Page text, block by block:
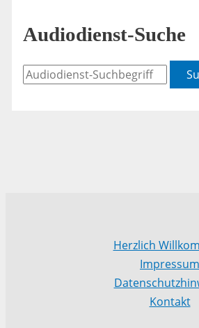
Audiodienst-Suche
Herzlich
Impressum
Kontakt